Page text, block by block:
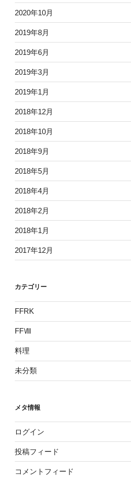
2020年10月
2019年8月
2019年6月
2019年3月
2019年1月
2018年12月
2018年10月
2018年9月
2018年5月
2018年4月
2018年2月
2018年1月
2017年12月
カテゴリー
FFRK
FFⅧ
料理
未分類
メタ情報
ログイン
投稿フィード
コメントフィード